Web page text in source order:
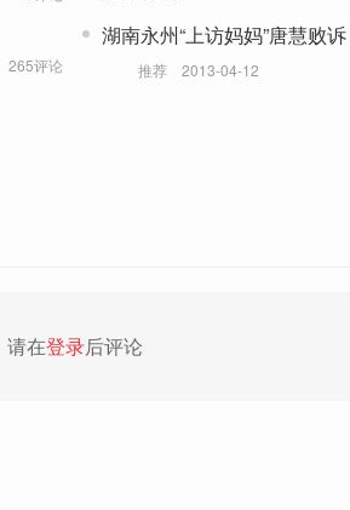
265评论
湖南永州“上访妈妈”唐慧败诉
推荐 2013-04-12
请在登录后评论